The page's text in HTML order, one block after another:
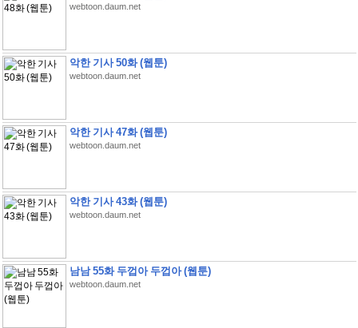
webtoon.daum.net
악한 기사 50화 (웹툰)
webtoon.daum.net
악한 기사 47화 (웹툰)
webtoon.daum.net
악한 기사 43화 (웹툰)
webtoon.daum.net
남남 55화 두껍아 두껍아 (웹툰)
webtoon.daum.net